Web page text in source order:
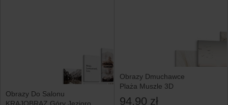
Obrazy Do Salonu
Obrazy Dmuchawce
Plaża Muszle 3D
94,90 zł